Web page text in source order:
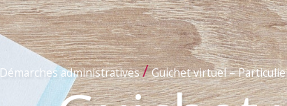
Démarches administratives/Guichet virtuel –